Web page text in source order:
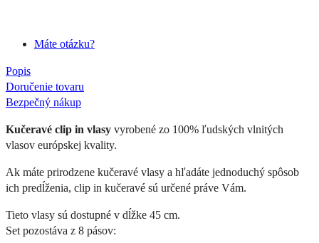
Máte otázku?
Popis
Doručenie tovaru
Bezpečný nákup
Kučeravé clip in vlasy vyrobené zo 100% ľudských vlnitých
vlasov európskej kvality.
Ak máte prirodzene kučeravé vlasy a hľadáte jednoduchý spôsob
ich predĺženia, clip in kučeravé sú určené práve Vám.
Tieto vlasy sú dostupné v dĺžke 45 cm.
Set pozostáva z 8 pásov: